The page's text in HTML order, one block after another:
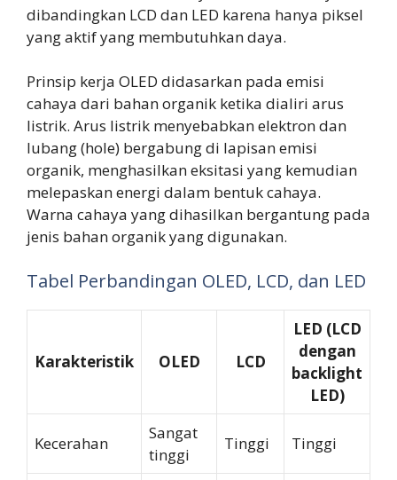
dibandingkan LCD dan LED karena hanya piksel
yang aktif yang membutuhkan daya.
Prinsip kerja OLED didasarkan pada emisi
cahaya dari bahan organik ketika dialiri arus
listrik. Arus listrik menyebabkan elektron dan
lubang (hole) bergabung di lapisan emisi
organik, menghasilkan eksitasi yang kemudian
melepaskan energi dalam bentuk cahaya.
Warna cahaya yang dihasilkan bergantung pada
jenis bahan organik yang digunakan.
Tabel Perbandingan OLED, LCD, dan LED
Karakteristik OLED LCD
LED (LCD
dengan
backlight
LED)
Kecerahan
Sangat
tinggi
Tinggi Tinggi